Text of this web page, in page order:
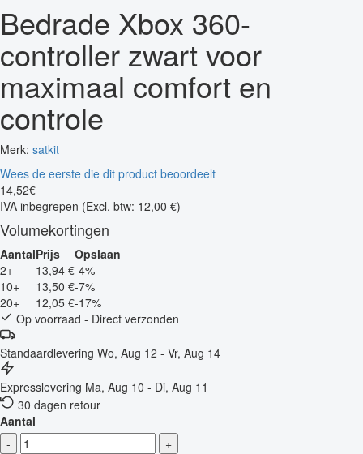
Bedrade Xbox 360-
controller zwart voor
maximaal comfort en
controle
Merk: satkit
Wees de eerste die dit product beoordeelt
14,52€
IVA inbegrepen (Excl. btw: 12,00 €)
Volumekortingen
AantalPrijs
Opslaan
2+
13,94 €-4%
10+
13,50 €-7%
20+
12,05 €-17%
Op voorraad - Direct verzonden
Standaardlevering Wo, Aug 12 - Vr, Aug 14
Expresslevering Ma, Aug 10 - Di, Aug 11
30 dagen retour
Aantal
-
+